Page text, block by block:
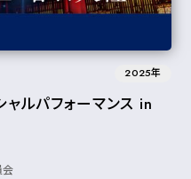
2025年
ルパフォーマンス in
会